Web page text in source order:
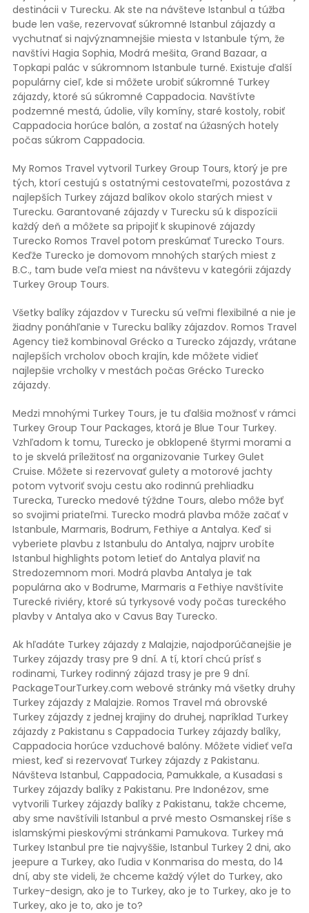
destinácii v Turecku. Ak ste na návšteve Istanbul a túžba
bude len vaše, rezervovať súkromné Istanbul zájazdy a
vychutnať si najvýznamnejšie miesta v Istanbule tým, že
navštívi Hagia Sophia, Modrá mešita, Grand Bazaar, a
Topkapi palác v súkromnom Istanbule turné. Existuje ďalší
populárny cieľ, kde si môžete urobiť súkromné Turkey
zájazdy, ktoré sú súkromné Cappadocia. Navštívte
podzemné mestá, údolie, víly komíny, staré kostoly, robiť
Cappadocia horúce balón, a zostať na úžasných hotely
počas súkrom Cappadocia.
My Romos Travel vytvoril Turkey Group Tours, ktorý je pre
tých, ktorí cestujú s ostatnými cestovateľmi, pozostáva z
najlepších Turkey zájazd balíkov okolo starých miest v
Turecku. Garantované zájazdy v Turecku sú k dispozícii
každý deň a môžete sa pripojiť k skupinové zájazdy
Turecko Romos Travel potom preskúmať Turecko Tours.
Keďže Turecko je domovom mnohých starých miest z
B.C., tam bude veľa miest na návštevu v kategórii zájazdy
Turkey Group Tours.
Všetky balíky zájazdov v Turecku sú veľmi flexibilné a nie je
žiadny ponáhľanie v Turecku balíky zájazdov. Romos Travel
Agency tiež kombinoval Grécko a Turecko zájazdy, vrátane
najlepších vrcholov oboch krajín, kde môžete vidieť
najlepšie vrcholky v mestách počas Grécko Turecko
zájazdy.
Medzi mnohými Turkey Tours, je tu ďalšia možnosť v rámci
Turkey Group Tour Packages, ktorá je Blue Tour Turkey.
Vzhľadom k tomu, Turecko je obklopené štyrmi morami a
to je skvelá príležitosť na organizovanie Turkey Gulet
Cruise. Môžete si rezervovať gulety a motorové jachty
potom vytvoriť svoju cestu ako rodinnú prehliadku
Turecka, Turecko medové týždne Tours, alebo môže byť
so svojimi priateľmi. Turecko modrá plavba môže začať v
Istanbule, Marmaris, Bodrum, Fethiye a Antalya. Keď si
vyberiete plavbu z Istanbulu do Antalya, najprv urobíte
Istanbul highlights potom letieť do Antalya plaviť na
Stredozemnom mori. Modrá plavba Antalya je tak
populárna ako v Bodrume, Marmaris a Fethiye navštívite
Turecké riviéry, ktoré sú tyrkysové vody počas tureckého
plavby v Antalya ako v Cavus Bay Turecko.
Ak hľadáte Turkey zájazdy z Malajzie, najodporúčanejšie je
Turkey zájazdy trasy pre 9 dní. A tí, ktorí chcú prísť s
rodinami, Turkey rodinný zájazd trasy je pre 9 dní.
PackageTourTurkey.com webové stránky má všetky druhy
Turkey zájazdy z Malajzie. Romos Travel má obrovské
Turkey zájazdy z jednej krajiny do druhej, napríklad Turkey
zájazdy z Pakistanu s Cappadocia Turkey zájazdy balíky,
Cappadocia horúce vzduchové balóny. Môžete vidieť veľa
miest, keď si rezervovať Turkey zájazdy z Pakistanu.
Návšteva Istanbul, Cappadocia, Pamukkale, a Kusadasi s
Turkey zájazdy balíky z Pakistanu. Pre Indonézov, sme
vytvorili Turkey zájazdy balíky z Pakistanu, takže chceme,
aby sme navštívili Istanbul a prvé mesto Osmanskej ríše s
islamskými pieskovými stránkami Pamukova. Turkey má
Turkey Istanbul pre tie najvyššie, Istanbul Turkey 2 dni, ako
jeepure a Turkey, ako ľudia v Konmarisa do mesta, do 14
dní, aby ste videli, že chceme každý výlet do Turkey, ako
Turkey-design, ako je to Turkey, ako je to Turkey, ako je to
Turkey, ako je to, ako je to?